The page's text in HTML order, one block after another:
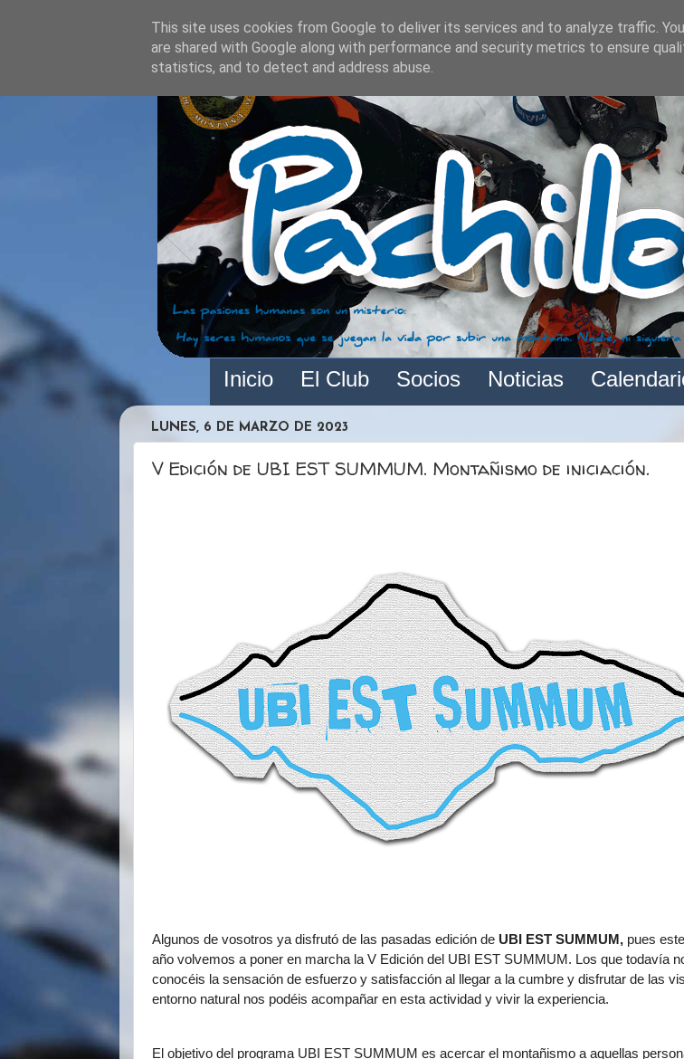
Inicio El Club Socios Noticias
LUNES, 6 DE MARZO DE 2023
V Edición de UBI EST SUMMUM. Montañismo de iniciación.
Algunos de vosotros ya disfrutó de las pasadas edición de UBI EST SUMMUM, pues este
año volvemos a poner en marcha la V Edición del UBI EST SUMMUM. Los que todavía
conocéis la sensación de esfuerzo y satisfacción al llegar a la cumbre y disfrutar de las
entorno natural nos podéis acompañar en esta actividad y vivir la experiencia.
El objetivo del programa UBI EST SUMMUM es acercar el montañismo a aquellas
This site uses cookies from Google to deliver its services and to analyze traffic.
are shared with Google along with performance and security metrics to ensure
statistics, and to detect and address abuse.